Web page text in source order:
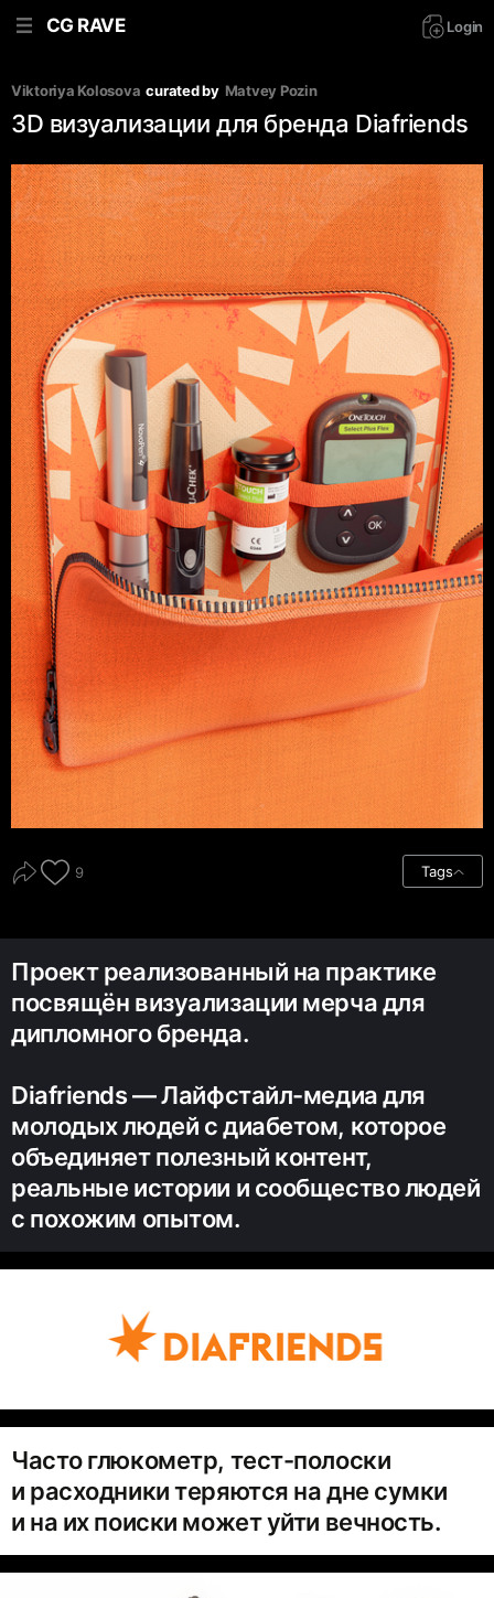
CG RAVE Login
Viktoriya Kolosova curated by Matvey Pozin
3D визуализации для бренда Diafriends
9 Tags
Проект реализованный на практике
посвящён визуализации мерча для
дипломного бренда.
Diafriends — Лайфстайл-медиа для
молодых людей с диабетом, которое
объединяет полезный контент,
реальные истории и сообщество людей
с похожим опытом.
Часто глюкометр, тест-полоски
и расходники теряются на дне сумки
и на их поиски может уйти вечность.